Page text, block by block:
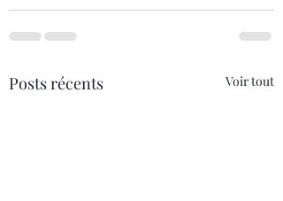
Posts récents Voir tout